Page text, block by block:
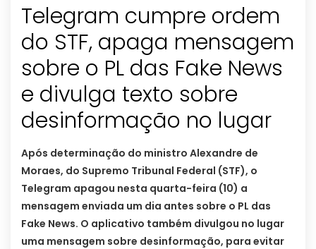
Telegram cumpre ordem
do STF, apaga mensagem
sobre o PL das Fake News
e divulga texto sobre
desinformação no lugar
Após determinação do ministro Alexandre de
Moraes, do Supremo Tribunal Federal (STF), o
Telegram apagou nesta quarta-feira (10) a
mensagem enviada um dia antes sobre o PL das
Fake News. O aplicativo também divulgou no lugar
uma mensagem sobre desinformação, para evitar